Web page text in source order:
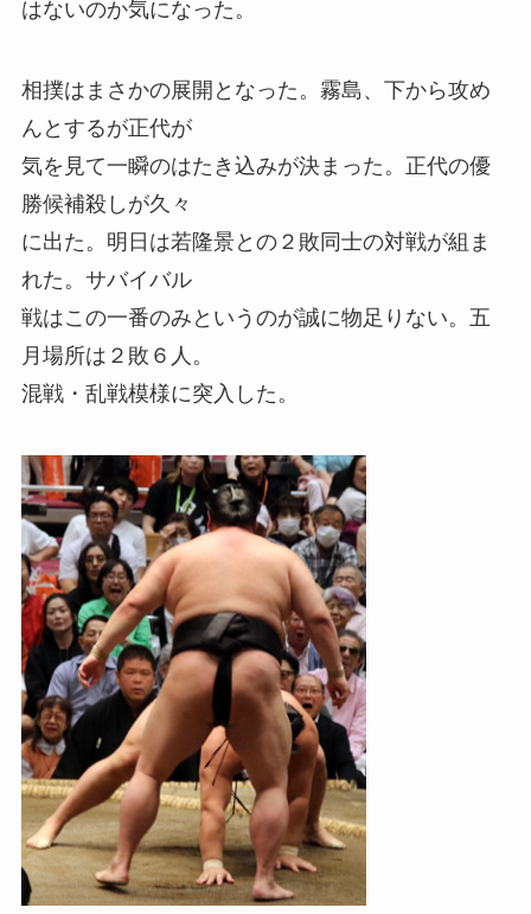
はないのか気になった。
相撲はまさかの展開となった。霧島、下から攻め
んとするが正代が
気を見て一瞬のはたき込みが決まった。正代の優
勝候補殺しが久々
に出た。明日は若隆景との２敗同士の対戦が組ま
れた。サバイバル
戦はこの一番のみというのが誠に物足りない。五
月場所は２敗６人。
混戦・乱戦模様に突入した。